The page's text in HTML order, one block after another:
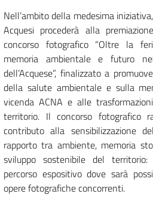
Nell’ambito della medesima
Acquesi procederà alla
concorso fotografico “Oltre la
memoria ambientale e futuro
dell’Acquese”, finalizzato a
della salute ambientale e sulla
vicenda ACNA e alle
territorio. Il concorso fotografico
contributo alla sensibilizzazione
rapporto tra ambiente, memoria
sviluppo sostenibile del
percorso espositivo dove sarà
opere fotografiche concorrenti.